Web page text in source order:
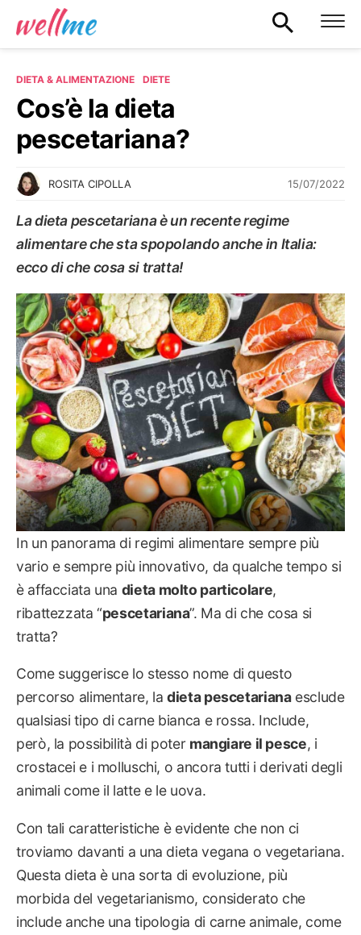
DIETA & ALIMENTAZIONE DIETE
Cos’è la dieta
pescetariana?
ROSITA CIPOLLA 15/07/2022
La dieta pescetariana è un recente regime
alimentare che sta spopolando anche in Italia:
ecco di che cosa si tratta!
DIETE
In un panorama di regimi alimentare sempre più
vario e sempre più innovativo, da qualche tempo si
è affacciata una dieta molto particolare,
ribattezzata “pescetariana”. Ma di che cosa si
tratta?
Come suggerisce lo stesso nome di questo
percorso alimentare, ladieta pescetarianaesclude
qualsiasi tipo di carne bianca e rossa. Include,
però, la possibilità di poter mangiare il pesce, i
crostacei e i molluschi, o ancora tutti i derivati degli
animali come il latte e le uova.
Con tali caratteristiche è evidente che non ci
troviamo davanti a una dieta vegana o vegetariana.
Questa dieta è una sorta di evoluzione, più
morbida del vegetarianismo, considerato che
include anche una tipologia di carne animale, come